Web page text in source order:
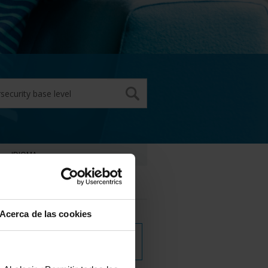
Acerca de las cookies
IDIOMA